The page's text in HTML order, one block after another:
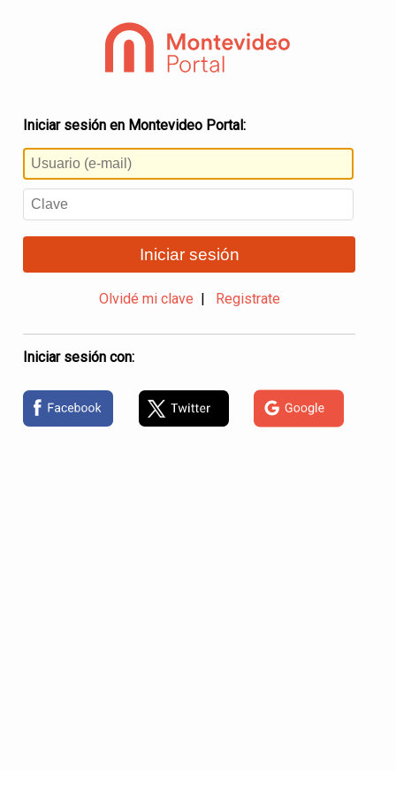
Iniciar sesión en Montevideo Portal:
Iniciar sesión
Olvidé mi clave Registrate
Iniciar sesión con: